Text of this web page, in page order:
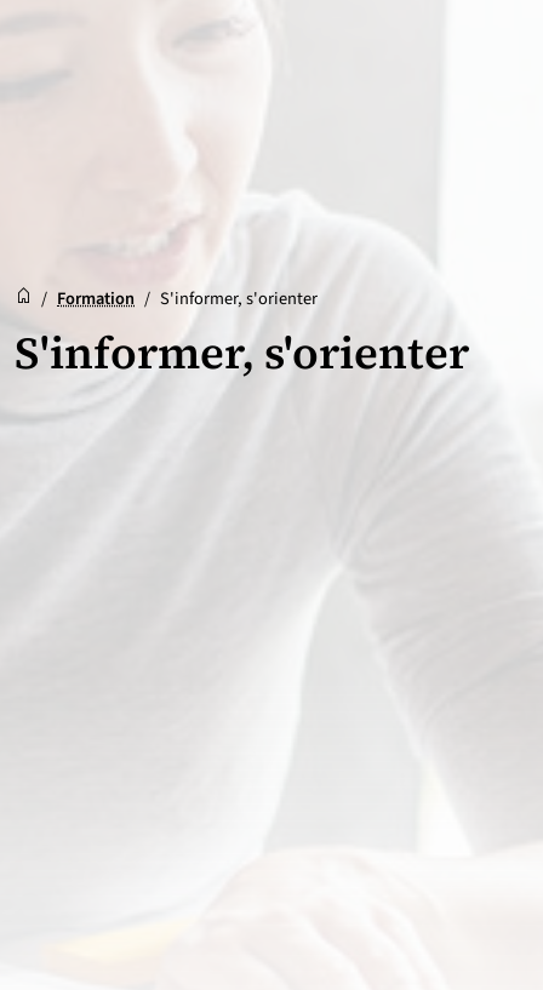
Accueil
Accueil
/ Formation / S'informer, s'orienter
S'informer, s'orienter